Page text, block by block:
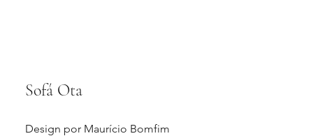
Sofá Ota
Design por Maurício Bomfim